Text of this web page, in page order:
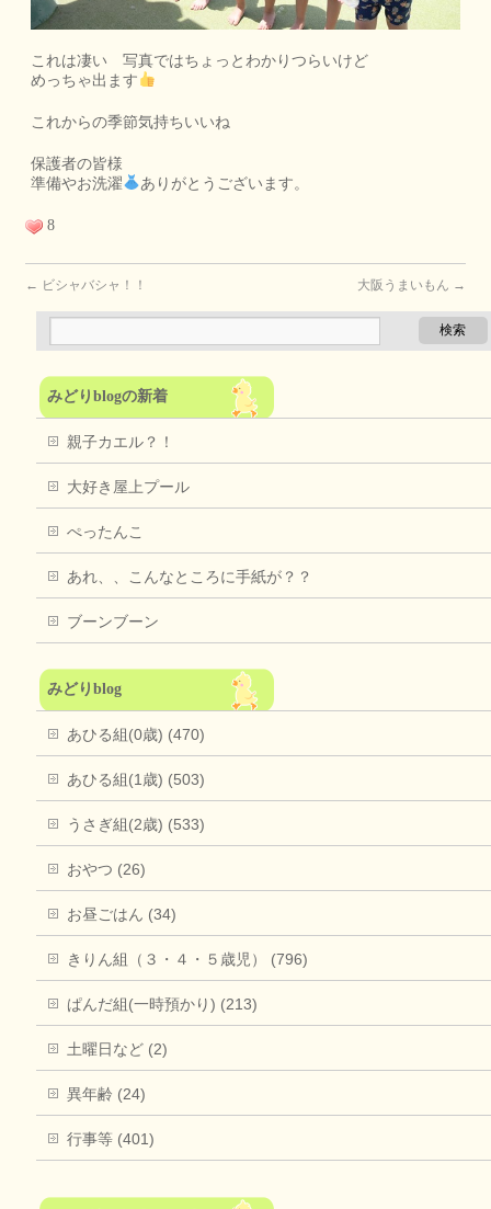
これは凄い 写真ではちょっとわかりつらいけど
めっちゃ出ます
これからの季節気持ちいいね
保護者の皆様
準備やお洗濯
ありがとうございます。
8
← ビシャバシャ！！ 大阪うまいもん →
みどりblogの新着
親子カエル？！
大好き屋上プール
ぺったんこ
あれ、、こんなところに手紙が？？
ブーンブーン
みどりblog
あひる組(0歳) (470)
あひる組(1歳) (503)
うさぎ組(2歳) (533)
おやつ (26)
お昼ごはん (34)
きりん組（３・４・５歳児） (796)
ぱんだ組(一時預かり) (213)
土曜日など (2)
異年齢 (24)
行事等 (401)